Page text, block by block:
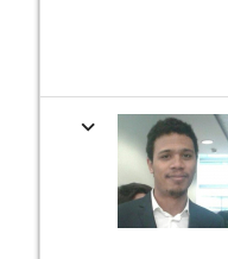
expand_more